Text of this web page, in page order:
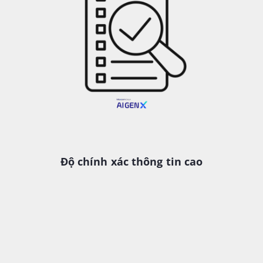
Độ chính xác thông tin cao